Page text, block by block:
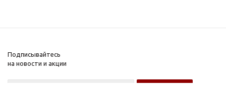
Подписывайтесь
на новости и акции